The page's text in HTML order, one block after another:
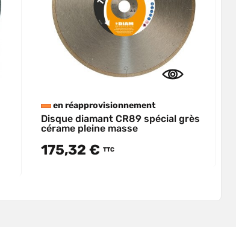
en réapprovisionnement
Disque diamant CR89 spécial grès
cérame pleine masse
175,32 € TTC